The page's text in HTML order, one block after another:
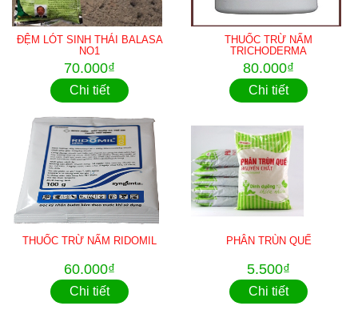
ĐỆM LÓT SINH THÁI BALASA
NO1
70.000₫
Chi tiết
THUỐC TRỪ NẤM
TRICHODERMA
80.000₫
Chi tiết
THUỐC TRỪ NẤM RIDOMIL
60.000₫
Chi tiết
PHÂN TRÙN QUẾ
5.500₫
Chi tiết